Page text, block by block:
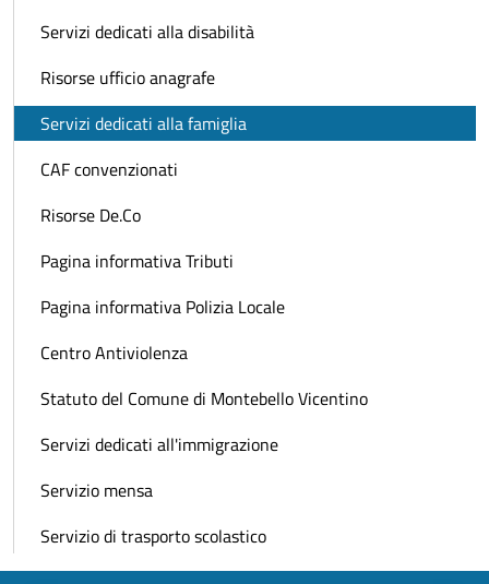
Servizi dedicati alla disabilità
Risorse ufficio anagrafe
Servizi dedicati alla famiglia
CAF convenzionati
Risorse De.Co
Pagina informativa Tributi
Pagina informativa Polizia Locale
Centro Antiviolenza
Statuto del Comune di Montebello Vicentino
Servizi dedicati all'immigrazione
Servizio mensa
Servizio di trasporto scolastico